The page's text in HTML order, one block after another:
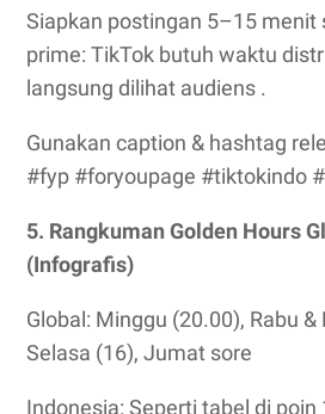
Siapkan postingan 5–15 menit
prime: TikTok butuh waktu
langsung dilihat audiens .
Gunakan caption & hashtag
#fyp #foryoupage #tiktokindo
5. Rangkuman Golden Hours
(Infografis)
Global: Minggu (20.00), Rabu
Selasa (16), Jumat sore
Indonesia: Seperti tabel di poin